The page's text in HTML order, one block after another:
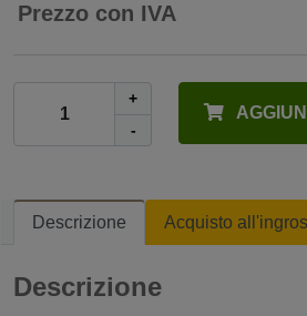
Prezzo con IVA
+
-
Descrizione Acquisto
Descrizione